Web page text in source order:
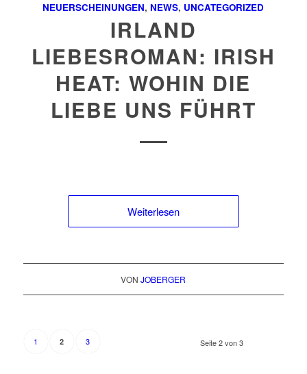
NEUERSCHEINUNGEN, NEWS, UNCATEGORIZED
IRLAND
LIEBESROMAN: IRISH
HEAT: WOHIN DIE
LIEBE UNS FÜHRT
Weiterlesen
VONJOBERGER
Seite 2 von 3
1 2 3